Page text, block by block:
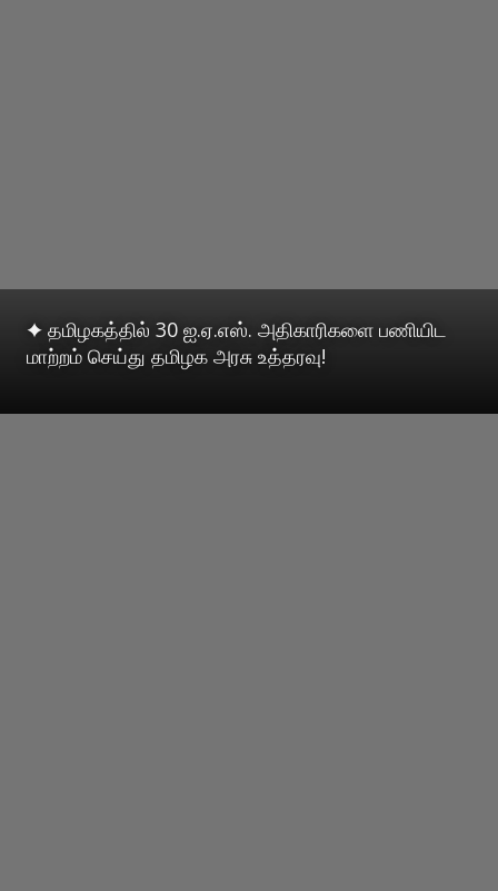
✦ தமிழகத்தில் 30 ஐ.ஏ.எஸ். அதிகாரிகளை பணியிட
மாற்றம் செய்து தமிழக அரசு உத்தரவு!